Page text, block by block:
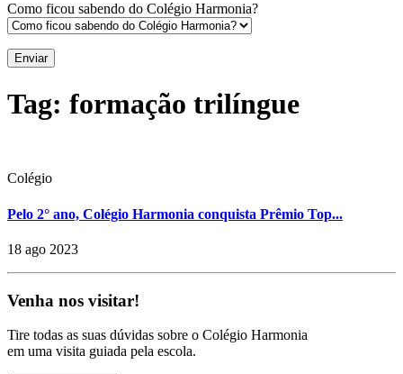
Como ficou sabendo do Colégio Harmonia?
Tag: formação trilíngue
Colégio
Pelo 2° ano, Colégio Harmonia conquista Prêmio Top...
18 ago 2023
Venha nos visitar!
Tire todas as suas dúvidas sobre o Colégio Harmonia
em uma visita guiada pela escola.